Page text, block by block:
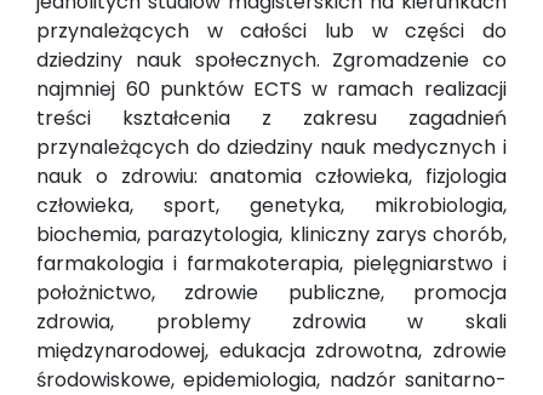
przynależących w całości lub w części do
dziedziny nauk społecznych. Zgromadzenie co
najmniej 60 punktów ECTS w ramach realizacji
treści kształcenia z zakresu zagadnień
przynależących do dziedziny nauk medycznych i
nauk o zdrowiu: anatomia człowieka, fizjologia
człowieka, sport, genetyka, mikrobiologia,
biochemia, parazytologia, kliniczny zarys chorób,
farmakologia i farmakoterapia, pielęgniarstwo i
położnictwo, zdrowie publiczne, promocja
zdrowia, problemy zdrowia w skali
międzynarodowej, edukacja zdrowotna, zdrowie
środowiskowe, epidemiologia, nadzór sanitarno-